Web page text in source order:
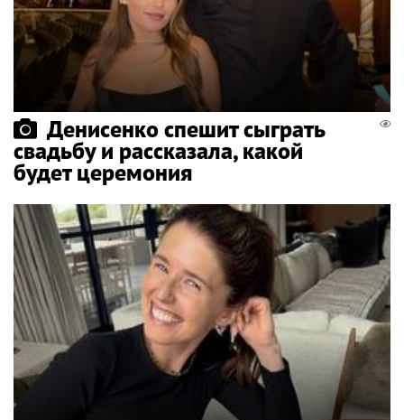
Денисенко спешит сыграть
свадьбу и рассказала, какой
будет церемония